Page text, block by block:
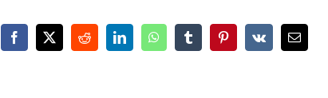
Facebook
X RedditLinkedInWhatsAppTumblrPinterest
Vk Email